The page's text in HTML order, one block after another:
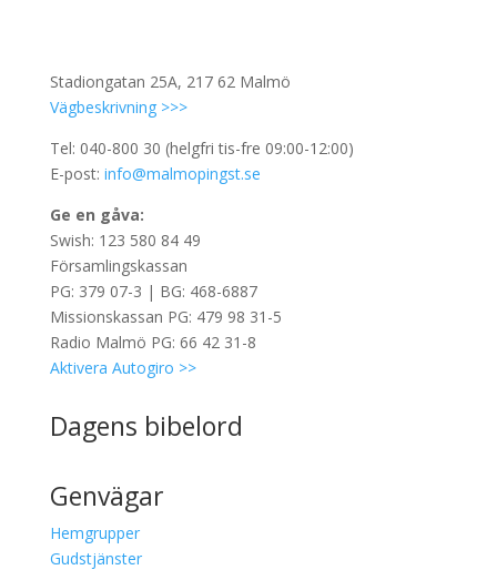
Stadiongatan 25A, 217 62 Malmö
Vägbeskrivning >>>
Tel: 040-800 30 (helgfri tis-fre 09:00-12:00)
E-post: info@malmopingst.se
Ge en gåva:
Swish: 123 580 84 49
Församlingskassan
PG: 379 07-3 | BG: 468-6887
Missionskassan PG: 479 98 31-5
Radio Malmö PG: 66 42 31-8
Aktivera Autogiro >>
Dagens bibelord
Genvägar
Hemgrupper
Gudstjänster